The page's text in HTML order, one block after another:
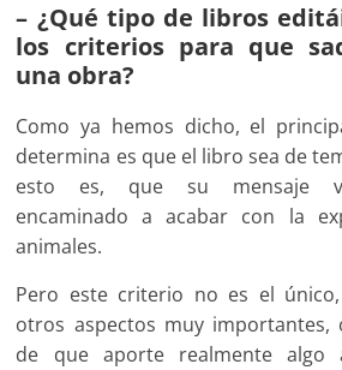
– ¿Qué tipo de libros
los criterios para que
una obra?
Como ya hemos dicho, el
determina es que el libro sea de
esto es, que su mensaje
encaminado a acabar con la
animales.
Pero este criterio no es el
otros aspectos muy importantes,
de que aporte realmente